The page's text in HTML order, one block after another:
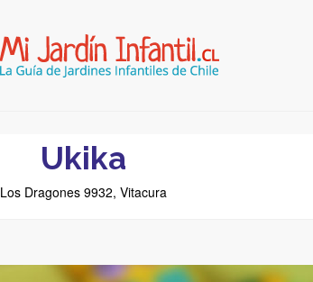
Ukika
Los Dragones 9932, Vitacura